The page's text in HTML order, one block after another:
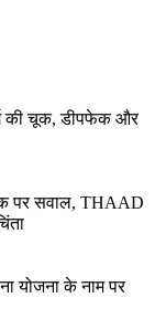
की चूक, डीपफेक और
पर सवाल, THAAD
योजना के नाम पर